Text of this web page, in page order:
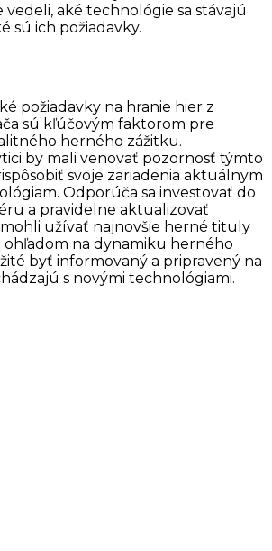
vedeli, aké technológie sa stávajú
sú ich požiadavky.
požiadavky na hranie hier z
sú kľúčovým faktorom pre
herného zážitku.
by mali venovať pozornosť týmto
svoje zariadenia aktuálnym
Odporúča sa investovať do
a pravidelne aktualizovať
mohli užívať najnovšie herné tituly
ohľadom na dynamiku herného
byť informovaný a pripravený na
s novými technológiami.